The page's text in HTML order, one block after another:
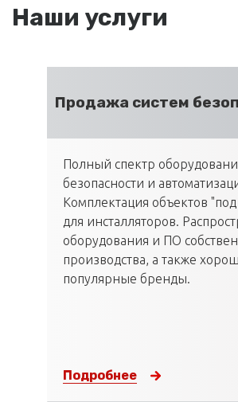
Наши услуги
Продажа систем
Полный спектр
безопасности и
Комплектация объектов
для инсталляторов.
оборудования и ПО
производства, а также
популярные бренды.
Подробнее